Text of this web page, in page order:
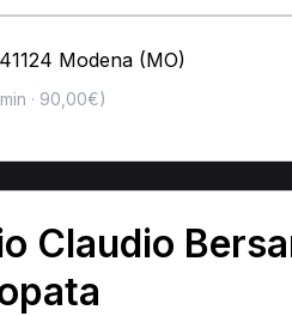
Modena (MO)
· 90,00€)
Claudio